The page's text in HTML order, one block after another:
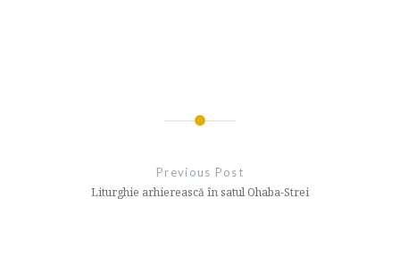
articole
Previous Post
Liturghie arhierească în satul Ohaba-Strei